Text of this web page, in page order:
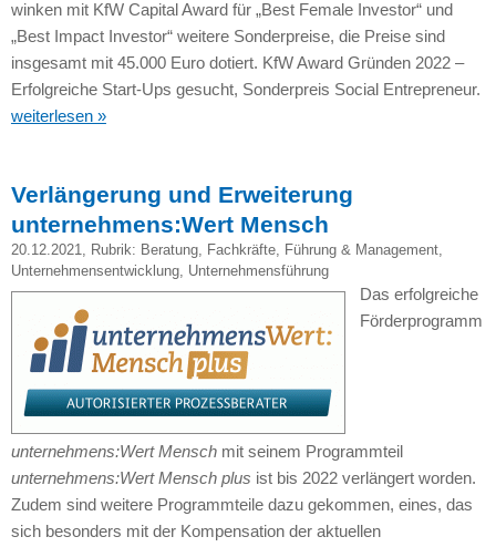
winken mit KfW Capital Award für „Best Female Investor“ und
„Best Impact Investor“ weitere Sonderpreise, die Preise sind
insgesamt mit 45.000 Euro dotiert. KfW Award Gründen 2022 –
Erfolgreiche Start-Ups gesucht, Sonderpreis Social Entrepreneur.
weiterlesen »
Verlängerung und Erweiterung
unternehmens:Wert Mensch
20.12.2021 , Rubrik: Beratung, Fachkräfte, Führung & Management,
Unternehmensentwicklung, Unternehmensführung
Das erfolgreiche
Förderprogramm
unternehmens:Wert Menschmit seinem Programmteil
unternehmens:Wert Mensch plus ist bis 2022 verlängert worden.
Zudem sind weitere Programmteile dazu gekommen, eines, das
sich besonders mit der Kompensation der aktuellen